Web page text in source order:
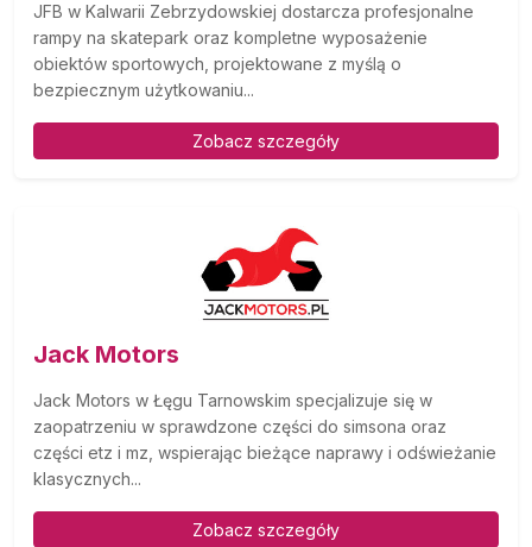
JFB w Kalwarii Zebrzydowskiej dostarcza profesjonalne
rampy na skatepark oraz kompletne wyposażenie
obiektów sportowych, projektowane z myślą o
bezpiecznym użytkowaniu...
Zobacz szczegóły
Jack Motors
Jack Motors w Łęgu Tarnowskim specjalizuje się w
zaopatrzeniu w sprawdzone części do simsona oraz
części etz i mz, wspierając bieżące naprawy i odświeżanie
klasycznych...
Zobacz szczegóły